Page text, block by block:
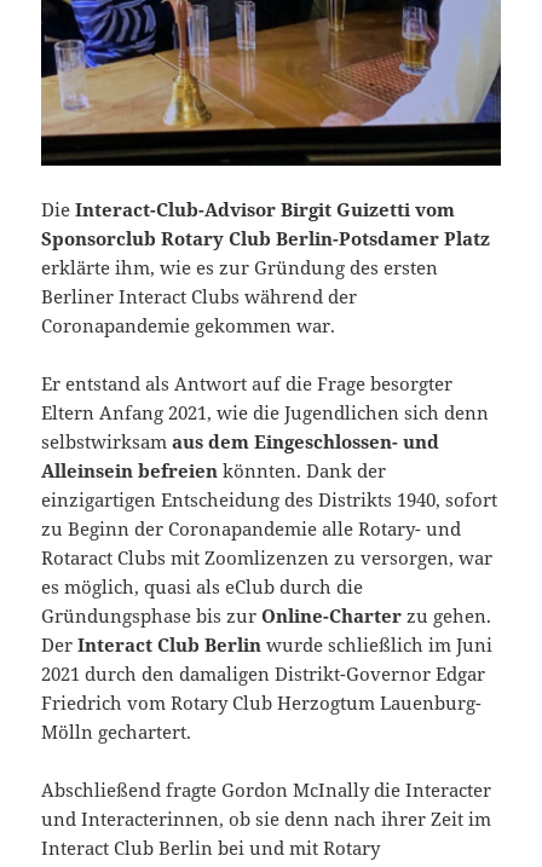
DieInteract-Club-Advisor Birgit Guizetti vom
Sponsorclub Rotary Club Berlin-Potsdamer Platz
erklärte ihm, wie es zur Gründung des ersten
Berliner Interact Clubs während der
Coronapandemie gekommen war.
Er entstand als Antwort auf die Frage besorgter
Eltern Anfang 2021, wie die Jugendlichen sich denn
selbstwirksamaus dem Eingeschlossen- und
Alleinsein befreien könnten. Dank der
einzigartigen Entscheidung des Distrikts 1940, sofort
zu Beginn der Coronapandemie alle Rotary- und
Rotaract Clubs mit Zoomlizenzen zu versorgen, war
es möglich, quasi als eClub durch die
Gründungsphase bis zurOnline-Charter zu gehen.
DerInteract Club Berlin wurde schließlich im Juni
2021 durch den damaligen Distrikt-Governor Edgar
Friedrich vom Rotary Club Herzogtum Lauenburg-
Mölln gechartert.
Abschließend fragte Gordon McInally die Interacter
und Interacterinnen, ob sie denn nach ihrer Zeit im
Interact Club Berlin bei und mit Rotary